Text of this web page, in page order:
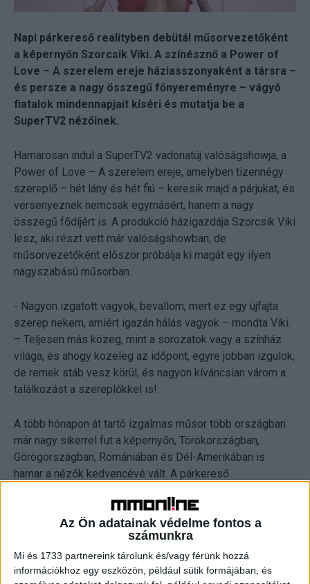
Az Ön adatainak védelme fontos a
számunkra
Mi és 1733 partnereink tárolunk és/vagy férünk hozzá
információkhoz egy eszközön, például sütik formájában, és
Napi párkereső realityben debütál műsorvezetőként
a képernyőn Szorcsik Viki. A színésznő a Power of
Love – A szerelem ereje háziasszonyaként a társra –
és persze a nagy összegű főnyereményre – vágyó
fiatalok mindennapjait kíséri és mutatja be a
SuperTV2 nézőinek.
Hamarosan indul a SuperTV2 vadonatúj valóságshowja, a
Power of Love – A szerelem ereje, amelyben tizennégy
szereplő – hét lány és hét fiú – keresik majd a párjukat, és
versenyeznek nemcsak egymásért, hanem a nagy
összegű fődíjért is. A produkció házigazdája Szorcsik Viki
lesz, aki részt vett már valóságshowban, de
műsorvezetőként először próbálja ki magát egy ilyen
nagyszabású műsorban.
- Nagyon izgatott vagyok, bevallom, mert ez egy újfajta
szerep nekem, amiért igazán hálás vagyok – mondta Viki.
– Teljesen más közeg, mint a sorozatok vagy a színház
világa, és ahogy közeleg az időpont, egyre jobban izgulok,
de remek stáb vesz körül, és nagyon kíváncsian várom a
találkozást a szereplőkkel is!
A több hónapon át tartó izgalmas műsor több országban
már nagy sikerrel fut a képernyőn, Törökországban,
Görögországban, Romániában és Dél-Amerikában is
hamar a nézők kedvencévé vált. A párkereső
megtalálják a szerelmet, a fődíjat azonban nem párok
nyerhetik, a műsorfolyam végén egyetlen szereplő viszi
majd haza a nyereményt. Ehhez jól kell taktikázniuk, hiszen
hetente esik ki és érkezik új szereplő, és szimpatikussá
is kell válniuk a nézők számára, mert a kiesőről a csapat